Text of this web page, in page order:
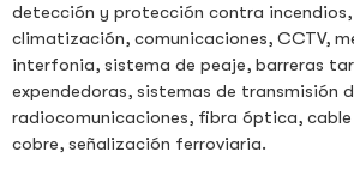
detección y protección contra
climatización, comunicaciones, CCTV,
interfonia, sistema de peaje, barreras
expendedoras, sistemas de transmisión
radiocomunicaciones, fibra óptica,
cobre, señalización ferroviaria.